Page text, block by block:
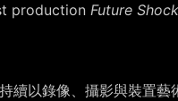
production Future Shock
續以錄像、攝影與裝置